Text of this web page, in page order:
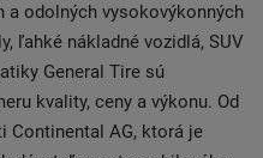
a odolných vysokovýkonných
ľahké nákladné vozidlá, SUV
General Tire sú
kvality, ceny a výkonu. Od
Continental AG, ktorá je